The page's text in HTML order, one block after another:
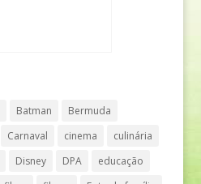
Batman
Bermuda
Carnaval cinema
culinária
Disney DPA
educação